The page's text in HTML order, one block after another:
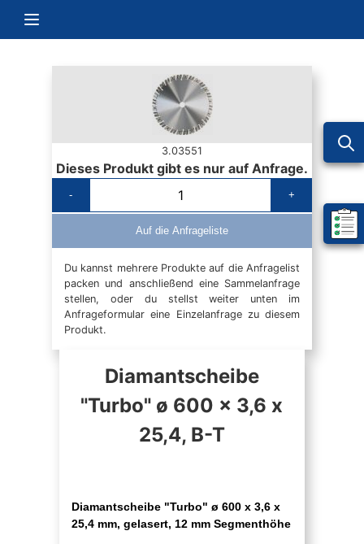
Navigation umschalten
Mein
3.03551
Dieses Produkt gibt es nur auf Anfrage.
- +
Auf die Anfrageliste
Du kannst mehrere Produkte auf die Anfragelist
packen und anschließend eine Sammelanfrage
stellen, oder du stellst weiter unten im
Anfrageformular eine Einzelanfrage zu diesem
Produkt.
Diamantscheibe
"Turbo" ø 600 x 3,6 x
25,4, B-T
Diamantscheibe "Turbo" ø 600 x 3,6 x
25,4 mm, gelasert, 12 mm Segmenthöhe